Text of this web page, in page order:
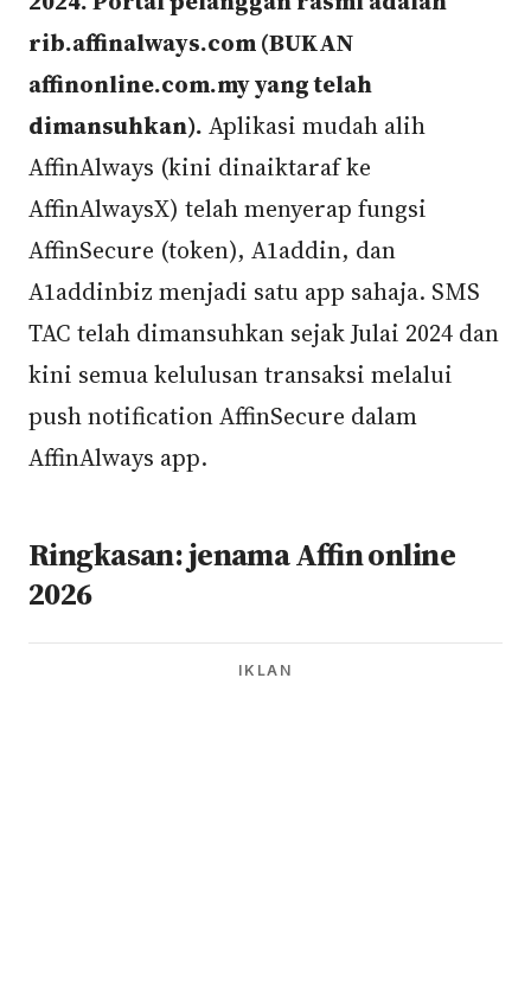
rib.affinalways.com (BUKAN
affinonline.com.my yang telah
dimansuhkan). Aplikasi mudah alih
AffinAlways (kini dinaiktaraf ke
AffinAlwaysX) telah menyerap fungsi
AffinSecure (token), A1addin, dan
A1addinbiz menjadi satu app sahaja. SMS
TAC telah dimansuhkan sejak Julai 2024 dan
kini semua kelulusan transaksi melalui
push notification AffinSecure dalam
AffinAlways app.
Ringkasan: jenama Affin online
2026
IKLAN